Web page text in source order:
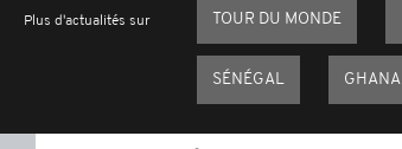
Plus d'actualités sur TOUR DU MONDE
SÉNÉGAL GHANA